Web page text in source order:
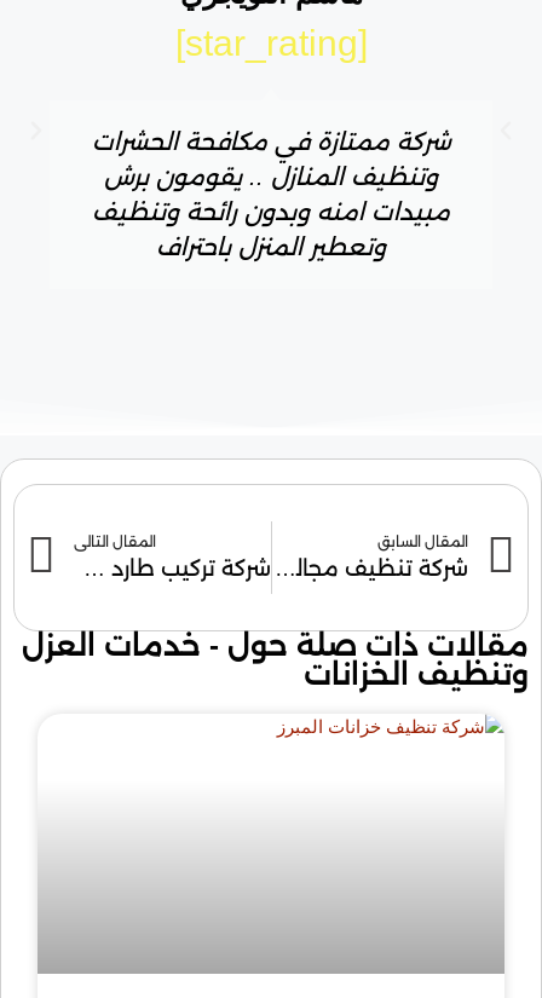
شركة ممتازة في مكافحة الحشرات
وتنظيف المنازل .. يقومون برش
مبيدات امنه وبدون رائحة وتنظيف
وتعطير المنزل باحتراف
[star_rating]
المقال السابق
شركة تنظيف مجالس بالاحساء
المقال التالي
شركة تركيب طارد حمام بالاحساء
مقالات ذات صلة حول - خدمات العزل
وتنظيف الخزانات